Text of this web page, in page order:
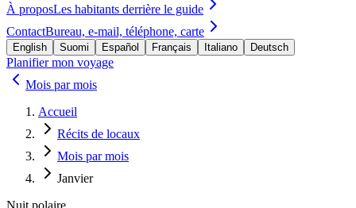
À proposLes habitants derrière le guide
ContactBureau, e-mail, téléphone, carte
English Suomi Español Français Italiano Deutsch
Planifier mon voyage
Mois par mois
Accueil
Récits de locaux
Mois par mois
Janvier
Nuit polaire